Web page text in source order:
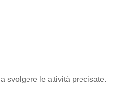
svolgere le attività precisate.